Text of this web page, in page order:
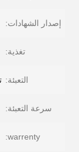
إصدار الشهادات:
تغذية:
التعبئة:
سرعة التعبئة:
warrenty: